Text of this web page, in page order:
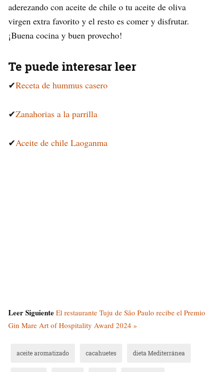
aderezando con aceite de chile o tu aceite de oliva
virgen extra favorito y el resto es comer y disfrutar.
¡Buena cocina y buen provecho!
Te puede interesar leer
✔Receta de hummus casero
✔Zanahorias a la parrilla
✔Aceite de chile Laoganma
Leer Siguiente El restaurante Tuju de São Paulo recibe el Premio
Gin Mare Art of Hospitality Award 2024 »
aceite aromatizado cacahuetes dieta Mediterránea